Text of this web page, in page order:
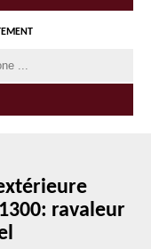
ravaleur